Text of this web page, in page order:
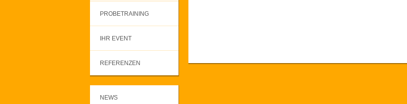
PROBETRAINING
IHR EVENT
REFERENZEN
NEWS